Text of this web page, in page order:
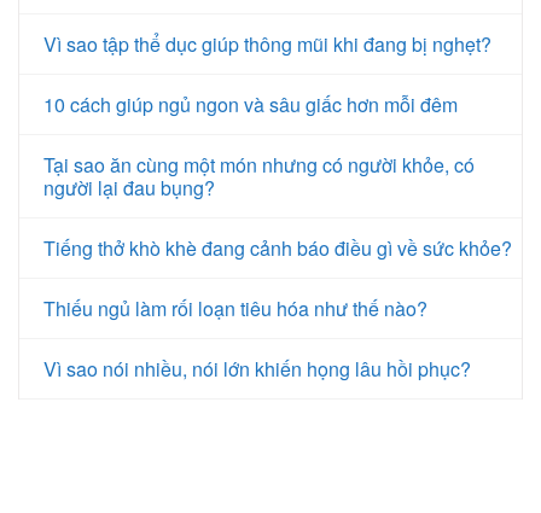
Vì sao tập thể dục giúp thông mũi khi đang bị nghẹt?
10 cách giúp ngủ ngon và sâu giấc hơn mỗi đêm
Tại sao ăn cùng một món nhưng có người khỏe, có
người lại đau bụng?
Tiếng thở khò khè đang cảnh báo điều gì về sức khỏe?
Thiếu ngủ làm rối loạn tiêu hóa như thế nào?
Vì sao nói nhiều, nói lớn khiến họng lâu hồi phục?